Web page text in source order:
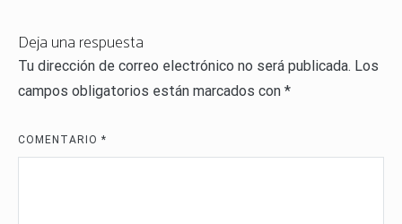
Deja una respuesta
Tu dirección de correo electrónico no será publicada. Los
campos obligatorios están marcados con *
COMENTARIO *